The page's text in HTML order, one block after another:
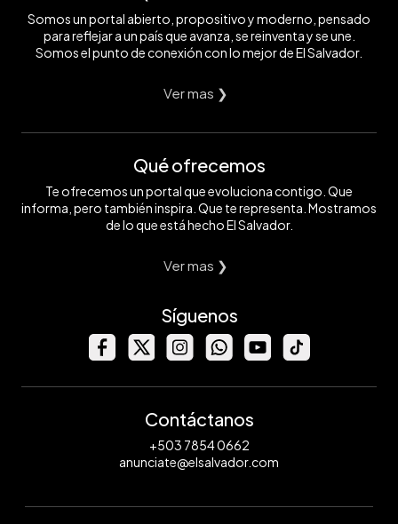
Somos un portal abierto, propositivo y moderno, pensado
para reflejar a un país que avanza, se reinventa y se une.
Somos el punto de conexión con lo mejor de El Salvador.
Ver mas ❯
Qué ofrecemos
Te ofrecemos un portal que evoluciona contigo. Que
informa, pero también inspira. Que te representa. Mostramos
de lo que está hecho El Salvador.
Ver mas ❯
Síguenos
Contáctanos
+503 7854 0662
anunciate@elsalvador.com